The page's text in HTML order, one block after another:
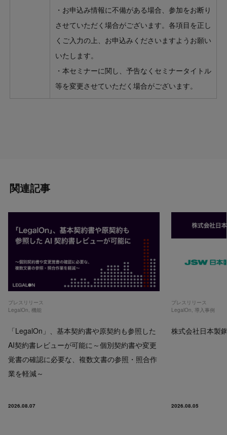
・お申込み情報に不備がある場合、参加をお断り
させていただく場合がございます。各項目を正し
くご入力の上、お申込みくださいますようお願い
いたします。
・本セミナーに関し、予告なくセミナータイトル
等を変更させていただく場合がございます。
関連記事
プレスリリース
LegalOn,機能
「LegalOn」、基本契約書や原契約も参照した
AI契約書レビューが可能に～個別契約書や変更
覚書の確認に必要な、複数文書の参照・照合作
業を軽減～
2026.08.07
プレスリリース
LegalOn, 導入事例
株式会社日本製
2026.08.05